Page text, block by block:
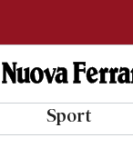
Sport